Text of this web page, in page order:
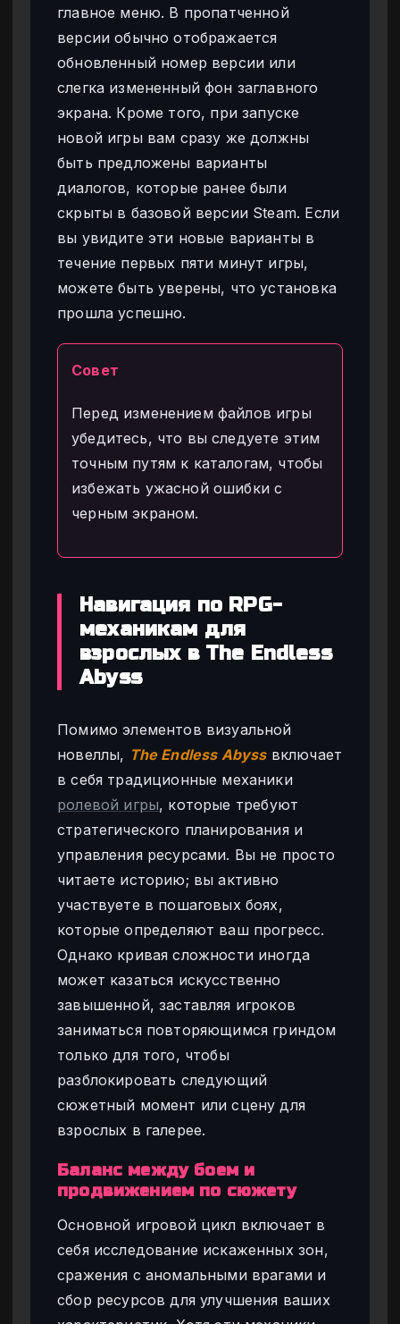
главное меню. В пропатченной
версии обычно отображается
обновленный номер версии или
слегка измененный фон заглавного
экрана. Кроме того, при запуске
новой игры вам сразу же должны
быть предложены варианты
диалогов, которые ранее были
скрыты в базовой версии Steam. Если
вы увидите эти новые варианты в
течение первых пяти минут игры,
можете быть уверены, что установка
прошла успешно.
Совет
Перед изменением файлов игры
убедитесь, что вы следуете этим
точным путям к каталогам, чтобы
избежать ужасной ошибки с
черным экраном.
Навигация по RPG-
механикам для
взрослых в The Endless
Abyss
Помимо элементов визуальной
новеллы, The Endless Abyssвключает
в себя традиционные механики
ролевой игры, которые требуют
стратегического планирования и
управления ресурсами. Вы не просто
читаете историю; вы активно
участвуете в пошаговых боях,
которые определяют ваш прогресс.
Однако кривая сложности иногда
может казаться искусственно
завышенной, заставляя игроков
заниматься повторяющимся гриндом
только для того, чтобы
разблокировать следующий
сюжетный момент или сцену для
взрослых в галерее.
Баланс между боем и
продвижением по сюжету
Основной игровой цикл включает в
себя исследование искаженных зон,
сражения с аномальными врагами и
сбор ресурсов для улучшения ваших